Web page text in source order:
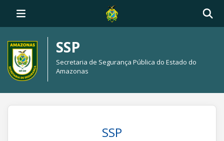
SSP
Secretaria de Segurança Pública do Estado do
Amazonas
SSP